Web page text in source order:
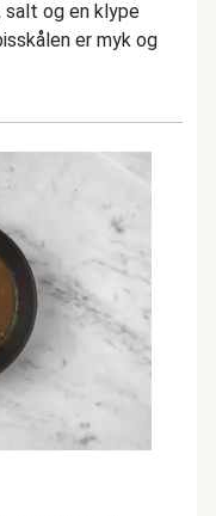
salt og en klype
er myk og